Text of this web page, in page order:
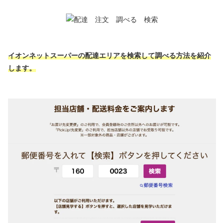
イオンネットスーパーの配達エリアを検索して調べる方法を紹介
します。